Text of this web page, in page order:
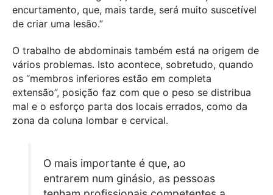
encurtamento, que, mais tarde, será muito suscetível
de criar uma lesão.”
O trabalho de abdominais também está na origem de
vários problemas. Isto acontece, sobretudo, quando
os “membros inferiores estão em completa
extensão”, posição faz com que o peso se distribua
mal e o esforço parta dos locais errados, como da
zona da coluna lombar e cervical.
O mais importante é que, ao
entrarem num ginásio, as pessoas